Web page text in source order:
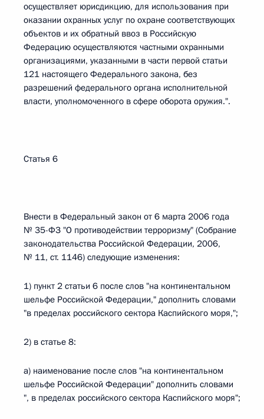
осуществляет юрисдикцию, для использования при
оказании охранных услуг по охране соответствующих
объектов и их обратный ввоз в Российскую
Федерацию осуществляются частными охранными
организациями, указанными в части первой статьи
121 настоящего Федерального закона, без
разрешений федерального органа исполнительной
власти, уполномоченного в сфере оборота оружия.".
Статья 6
Внести в Федеральный закон от 6 марта 2006 года
№ 35-ФЗ "О противодействии терроризму" (Собрание
законодательства Российской Федерации, 2006,
№ 11, ст. 1146) следующие изменения:
1) пункт 2 статьи 6 после слов "на континентальном
шельфе Российской Федерации," дополнить словами
"в пределах российского сектора Каспийского моря,";
2) в статье 8:
а) наименование после слов "на континентальном
шельфе Российской Федерации" дополнить словами
", в пределах российского сектора Каспийского моря";